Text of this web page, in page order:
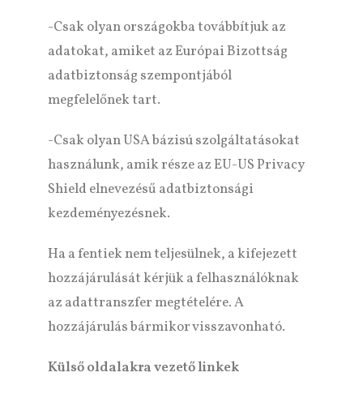
-Csak olyan országokba továbbítjuk az
adatokat, amiket az Európai Bizottság
adatbiztonság szempontjából
megfelelőnek tart.
-Csak olyan USA bázisú szolgáltatásokat
használunk, amik része az EU-US Privacy
Shield elnevezésű adatbiztonsági
kezdeményezésnek.
Ha a fentiek nem teljesülnek, a kifejezett
hozzájárulását kérjük a felhasználóknak
az adattranszfer megtételére. A
hozzájárulás bármikor visszavonható.
Külső oldalakra vezető linkek